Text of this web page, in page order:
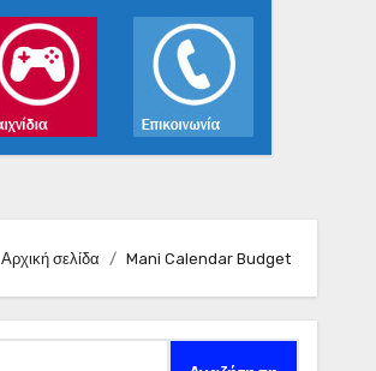
Αρχική σελίδα Mani Calendar Budget